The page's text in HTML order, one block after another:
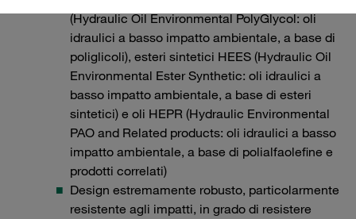
(Hydraulic Oil Environmental PolyGlycol: oli
idraulici a basso impatto ambientale, a base di
poliglicoli), esteri sintetici HEES (Hydraulic Oil
Environmental Ester Synthetic: oli idraulici a
basso impatto ambientale, a base di esteri
sintetici) e oli HEPR (Hydraulic Environmental
PAO and Related products: oli idraulici a basso
impatto ambientale, a base di polialfaolefine e
prodotti correlati)
Design estremamente robusto, particolarmente
resistente agli impatti, in grado di resistere